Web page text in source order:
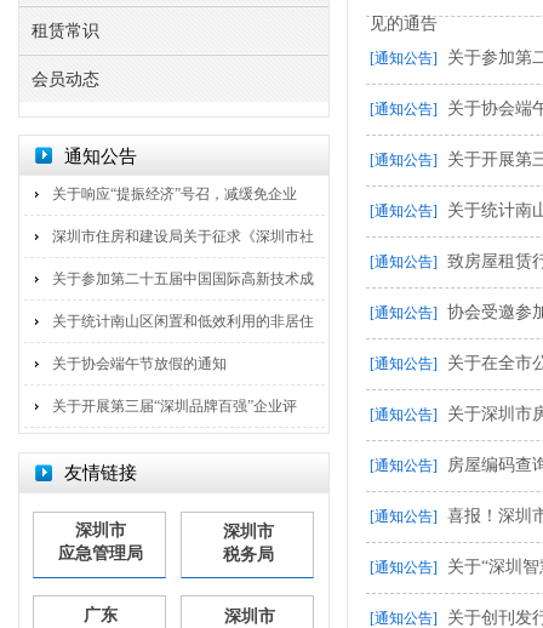
广东
深圳市
通知公告
关于响应“提振经济”号召，减缓免企业
深圳市住房和建设局关于征求《深圳市社
关于参加第二十五届中国国际高新技术成
关于统计南山区闲置和低效利用的非居住
关于协会端午节放假的通知
关于开展第三届“深圳品牌百强”企业评
租赁常识
会员动态
友情链接
深圳市
税务局
深圳市
应急管理局
见的通告
[通知公告] 关于参加第
[通知公告] 关于协会端
[通知公告] 关于开展第
[通知公告] 关于统计南
[通知公告] 致房屋租赁
[通知公告] 协会受邀参
[通知公告] 关于在全市
[通知公告] 关于深圳市
[通知公告] 房屋编码查
[通知公告] 喜报！深圳
[通知公告] 关于“深圳
[通知公告] 关于创刊发